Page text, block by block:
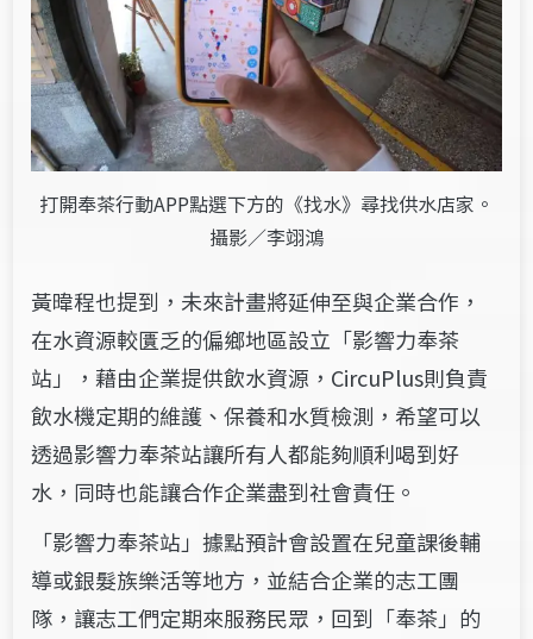
打開奉茶行動APP點選下方的《找水》尋找供水店家。
攝影／李翊鴻
黃暐程也提到，未來計畫將延伸至與企業合作，
在水資源較匱乏的偏鄉地區設立「影響力奉茶
站」，藉由企業提供飲水資源，CircuPlus則負責
飲水機定期的維護、保養和水質檢測，希望可以
透過影響力奉茶站讓所有人都能夠順利喝到好
水，同時也能讓合作企業盡到社會責任。
「影響力奉茶站」據點預計會設置在兒童課後輔
導或銀髮族樂活等地方，並結合企業的志工團
隊，讓志工們定期來服務民眾，回到「奉茶」的